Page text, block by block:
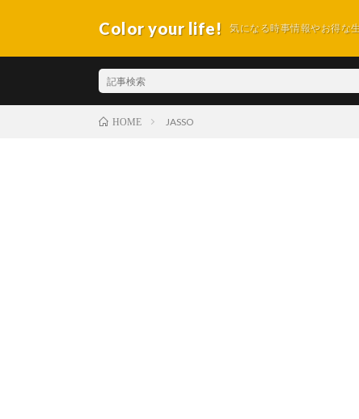
Color your life! 気になる時事情報やお得な
HOME JASSO